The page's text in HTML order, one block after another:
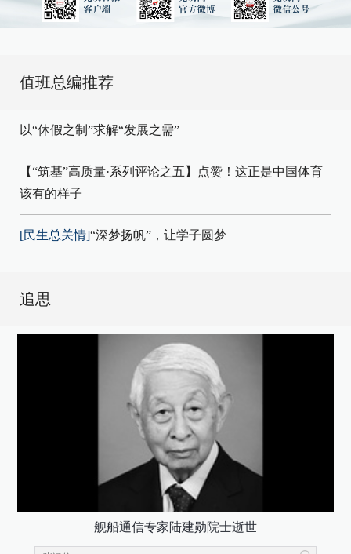
值班总编推荐
以“休假之制”求解“发展之需”
【“筑基”高质量·系列评论之五】点赞！这正是中国体育
该有的样子
[民生总关情]“深梦扬帆”，让学子圆梦
追思
舰船通信专家陆建勋院士逝世